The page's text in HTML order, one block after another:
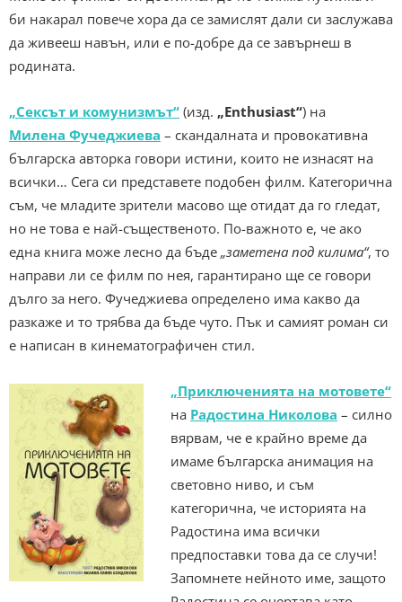
би накарал повече хора да се замислят дали си заслужава
да живееш навън, или е по-добре да се завърнеш в
родината.
„Сексът и комунизмът“ (изд. „Enthusiast“) на
Милена Фучеджиева – скандалната и провокативна
българска авторка говори истини, които не изнасят на
всички… Сега си представете подобен филм. Категорична
съм, че младите зрители масово ще отидат да го гледат,
но не това е най-същественото. По-важното е, че ако
една книга може лесно да бъде „заметена под килима“, то
направи ли се филм по нея, гарантирано ще се говори
дълго за него. Фучеджиева определено има какво да
разкаже и то трябва да бъде чуто. Пък и самият роман си
е написан в кинематографичен стил.
„Приключенията на мотовете“
на Радостина Николова – силно
вярвам, че е крайно време да
имаме българска анимация на
световно ниво, и съм
категорична, че историята на
Радостина има всички
предпоставки това да се случи!
Запомнете нейното име, защото